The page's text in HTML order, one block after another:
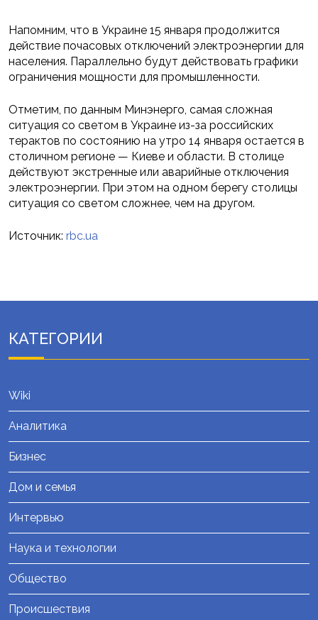
Напомним, что в Украине 15 января продолжится
действие почасовых отключений электроэнергии для
населения. Параллельно будут действовать графики
ограничения мощности для промышленности.
Отметим, по данным Минэнерго, самая сложная
ситуация со светом в Украине из-за российских
терактов по состоянию на утро 14 января остается в
столичном регионе — Киеве и области. В столице
действуют экстренные или аварийные отключения
электроэнергии. При этом на одном берегу столицы
ситуация со светом сложнее, чем на другом.
Источник: rbc.ua
КАТЕГОРИИ
Wiki
Аналитика
Бизнес
Дом и семья
Интервью
Наука и технологии
Общество
Происшествия